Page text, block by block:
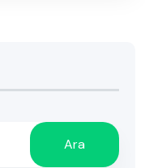
Ara